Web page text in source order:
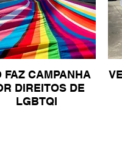
FAZ CAMPANHA
DIREITOS DE
LGBTQI